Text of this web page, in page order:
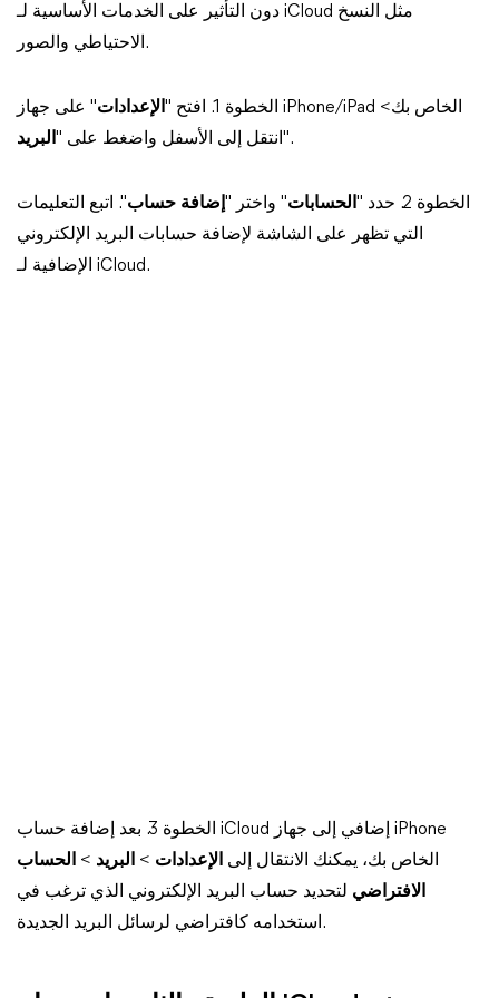
دون التأثير على الخدمات الأساسية لـ iCloud مثل النسخ
الاحتياطي والصور.
الخطوة 1. افتح " الإعدادات" على جهاز iPhone/iPad الخاص بك>
انتقل إلى الأسفل واضغط على " البريد ".
الخطوة 2. حدد " الحسابات" واختر "إضافة حساب". اتبع التعليمات
التي تظهر على الشاشة لإضافة حسابات البريد الإلكتروني
الإضافية لـ iCloud.
الخطوة 3. بعد إضافة حساب iCloud إضافي إلى جهاز iPhone
الخاص بك، يمكنك الانتقال إلى الإعدادات > البريد >
الحساب
الافتراضي لتحديد حساب البريد الإلكتروني الذي ترغب في
استخدامه كافتراضي لرسائل البريد الجديدة.